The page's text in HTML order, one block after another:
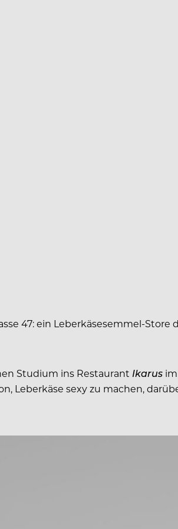
47: ein Leberkäsesemmel-
Studium ins Restaurant Ikarus
Leberkäse sexy zu machen,